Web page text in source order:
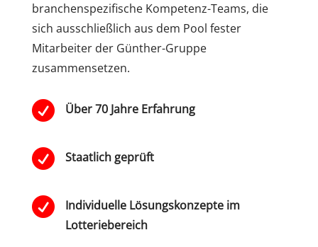
branchenspezifische Kompetenz-Teams, die
sich ausschließlich aus dem Pool fester
Mitarbeiter der Günther-Gruppe
zusammensetzen.
 Über 70 Jahre Erfahrung
 Staatlich geprüft

Individuelle Lösungskonzepte im
Lotteriebereich